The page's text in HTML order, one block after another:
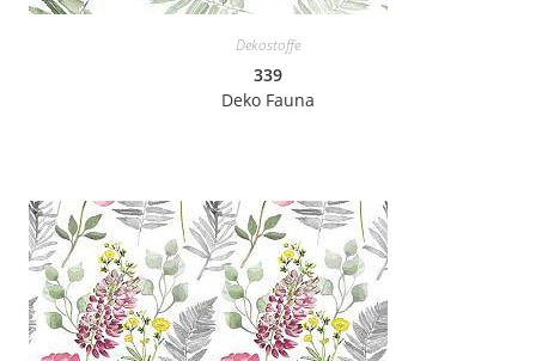
Dekostoffe
339
Deko Fauna